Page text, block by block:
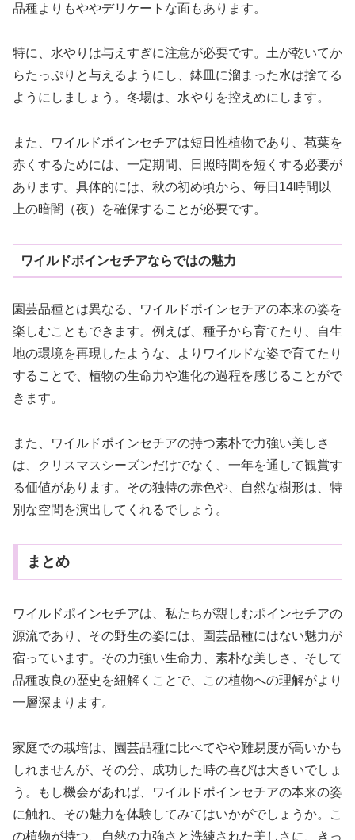
品種よりもややデリケートな面もあります。
特に、水やりは与えすぎに注意が必要です。土が乾いてか
らたっぷりと与えるようにし、鉢皿に溜まった水は捨てる
ようにしましょう。冬場は、水やりを控えめにします。
また、ワイルドポインセチアは短日性植物であり、苞葉を
赤くするためには、一定期間、日照時間を短くする必要が
あります。具体的には、秋の初め頃から、毎日14時間以
上の暗闇（夜）を確保することが必要です。
ワイルドポインセチアならではの魅力
園芸品種とは異なる、ワイルドポインセチアの本来の姿を
楽しむこともできます。例えば、種子から育てたり、自生
地の環境を再現したような、よりワイルドな姿で育てたり
することで、植物の生命力や進化の過程を感じることがで
きます。
また、ワイルドポインセチアの持つ素朴で力強い美しさ
は、クリスマスシーズンだけでなく、一年を通して観賞す
る価値があります。その独特の赤色や、自然な樹形は、特
別な空間を演出してくれるでしょう。
まとめ
ワイルドポインセチアは、私たちが親しむポインセチアの
源流であり、その野生の姿には、園芸品種にはない魅力が
宿っています。その力強い生命力、素朴な美しさ、そして
品種改良の歴史を紐解くことで、この植物への理解がより
一層深まります。
家庭での栽培は、園芸品種に比べてやや難易度が高いかも
しれませんが、その分、成功した時の喜びは大きいでしょ
う。もし機会があれば、ワイルドポインセチアの本来の姿
に触れ、その魅力を体験してみてはいかがでしょうか。こ
の植物が持つ、自然の力強さと洗練された美しさに、きっ